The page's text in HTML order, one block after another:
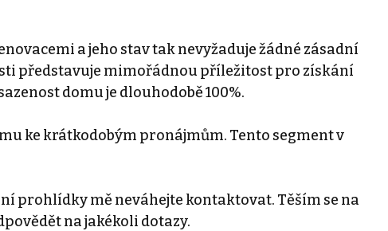
a jeho stav tak nevyžaduje žádné zásadní
představuje mimořádnou příležitost pro získání
domu je dlouhodobě 100%.
ke krátkodobým pronájmům. Tento segment v
prohlídky mě neváhejte kontaktovat. Těším se na
na jakékoli dotazy.